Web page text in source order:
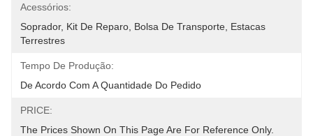
Acessórios:
Soprador, Kit De Reparo, Bolsa De Transporte, Estacas
Terrestres
Tempo De Produção:
De Acordo Com A Quantidade Do Pedido
PRICE:
The Prices Shown On This Page Are For Reference Only.